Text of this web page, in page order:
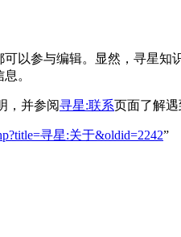
以参与编辑。显然，寻星
。
，并参阅寻星:联系页面了解遇
寻星:关于&oldid=2242”